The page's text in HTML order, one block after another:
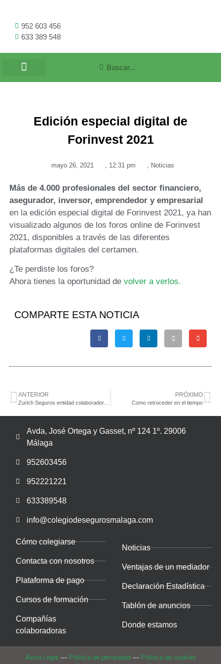
952 603 456
633 389 548
Edición especial digital de
Forinvest 2021
mayo 26, 2021 12:31 pm Noticias
Más de 4.000 profesionales del sector financiero,
asegurador, inversor, emprendedor y empresarial
en la edición especial digital de Forinvest 2021, ya han
visualizado algunos de los foros online de Forinvest
2021, disponibles a través de las diferentes
plataformas digitales del certamen.
¿Te perdiste los foros?
Ahora tienes la oportunidad de volver a verlos.
COMPARTE ESTA NOTICIA
ANTERIOR
Zurich Seguros entidad colaboradora con nuestro Colegio presenta nueva identidad de marca más optimista y plural
PRÓXIMO
Como retroceder en el tiempo
Avda, José Ortega y Gasset, nº 124 1º. 29006
Málaga
952603456
952221221
633389548
info@colegiodesegurosmalaga.com
Cómo colegiarse
Contacta con nosotros
Plataforma de pago
Cursos de formación
Compañías
colaboradoras
Noticias
Ventajas de un mediador
Declaración Estadística
Tablón de anuncios
Donde estamos
Aviso Legal — Política de privacidad — Política de cookies